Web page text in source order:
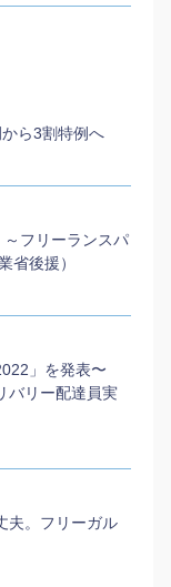
ら3割特例へ
～フリーランスパ
省後援）
」を発表〜
バリー配達員実
夫。フリーガル